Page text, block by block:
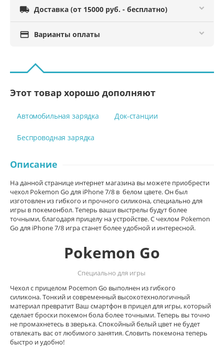
 Доставка (от 15000 руб. - бесплатно)
 Варианты оплаты
Этот товар хорошо дополняют
Автомобильная зарядка Док-станции
Беспроводная зарядка
Описание
На данной странице интернет магазина вы можете приобрести
чехол Pokemon Go для iPhone 7/8 в белом цвете. Он был
изготовлен из гибкого и прочного силикона, специально для
игры в покемонбол. Теперь ваши выстрелы будут более
точными, благодаря прицелу на устройстве. С чехлом Pokemon
Go для iPhone 7/8 игра станет более удобной и интересной.
Pokemon Go
Специально для игры
Чехол с прицелом Pocemon Go выполнен из гибкого
силикона.Тонкий и современный высокотехнологичный
материал превратит Ваш смартфон в прицел для игры, который
сделает броски покемон бола более точными. Теперь вы точно
не промахнетесь в зверька. Спокойный белый цвет не будет
отвлекать вас от любимого занятия. Словить покемона теперь
быстро и удобно!